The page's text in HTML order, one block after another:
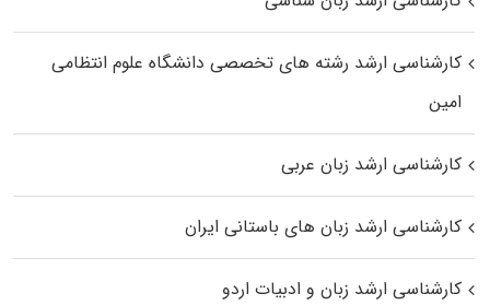
کارشناسی ارشد رﺷﺘﻪ ﻫﺎی تخصصی داﻧﺸﮕﺎه ﻋﻠﻮم انتظامی
اﻣﻴﻦ
کارشناسی ارشد زبان عربی
کارشناسی ارشد زبان‌ های باستانی ایران
کارشناسی ارشد زبان و ادبیات اردو